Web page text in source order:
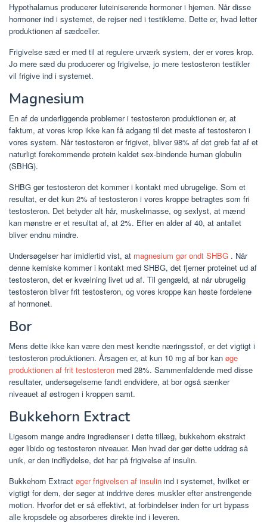
Hypothalamus producerer luteiniserende hormoner i hjernen. Når disse
hormoner ind i systemet, de rejser ned i testiklerne. Dette er, hvad letter
produktionen af ​​sædceller.
Frigivelse sæd er med til at regulere urværk system, der er vores krop.
Jo mere sæd du producerer og frigivelse, jo mere testosteron testikler
vil frigive ind i systemet.
Magnesium
En af de underliggende problemer i testosteron produktionen er, at
faktum, at vores krop ikke kan få adgang til det meste af testosteron i
vores system. Når testosteron er frigivet, bliver 98% af det greb fat af et
naturligt forekommende protein kaldet sex-bindende human globulin
(SBHG).
SHBG gør testosteron det kommer i kontakt med ubrugelige. Som et
resultat, er det kun 2% af testosteron i vores kroppe betragtes som fri
testosteron. Det betyder alt hår, muskelmasse, og sexlyst, at mænd
kan mønstre er et resultat af, at 2%. Efter en alder af 40, at antallet
bliver endnu mindre.
Undersøgelser har imidlertid vist, at magnesium gør ondt SHBG . Når
denne kemiske kommer i kontakt med SHBG, det fjerner proteinet ud af
testosteron, det er kvælning livet ud af. Til gengæld, at når ubrugelig
testosteron bliver frit testosteron, og vores kroppe kan høste fordelene
af hormonet.
Bor
Mens dette ikke kan være den mest kendte næringsstof, er det vigtigt i
testosteron produktionen. Årsagen er, at kun 10 mg af bor kan øge
produktionen af frit testosteron med 28%. Sammenfaldende med disse
resultater, undersøgelserne fandt endvidere, at bor også sænker
niveauet af østrogen i kroppen samt.
Bukkehorn Extract
Ligesom mange andre ingredienser i dette tillæg, bukkehorn ekstrakt
øger libido og testosteron niveauer. Men hvad der gør dette uddrag så
unik, er den indflydelse, det har på frigivelse af insulin.
Bukkehorn Extract øger frigivelsen af insulin ind i systemet, hvilket er
vigtigt for dem, der søger at inddrive deres muskler efter anstrengende
motion. Hvorfor det er så effektivt, at forbindelser inden for urt bypass
alle kropsdele og absorberes direkte ind i leveren.